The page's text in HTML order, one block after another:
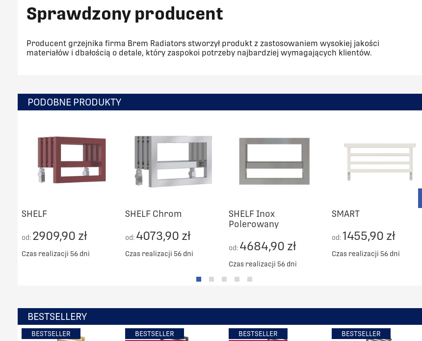
Sprawdzony producent
Producent grzejnika firma Brem Radiators stworzył produkt z zastosowaniem wysokiej jakości
materiałów i dbałością o detale, który zaspokoi potrzeby najbardziej wymagających klientów.
PODOBNE PRODUKTY
SHELF
od: 2909,90 zł
Czas realizacji 56 dni
SHELF Chrom
od: 4073,90 zł
Czas realizacji 56 dni
SHELF Inox
Polerowany
od: 4684,90 zł
Czas realizacji 56 dni
SMART
od: 1455,90 zł
Czas realizacji 56 dni
BESTSELLERY
BESTSELLER
BESTSELLER
BESTSELLER
BESTSELLER